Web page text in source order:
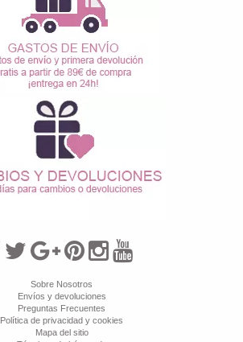
Sobre Nosotros
Envíos y devoluciones
Preguntas Frecuentes
Política de privacidad y cookies
Mapa del sitio